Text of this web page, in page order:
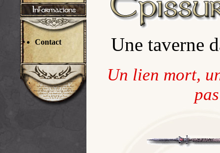
Contact Une taverne
Un lien mort,